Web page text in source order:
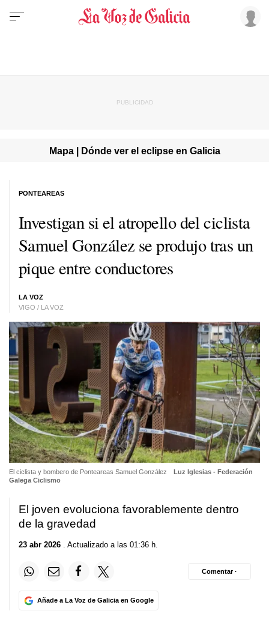
Mapa | Dónde ver el eclipse en Galicia
Investigan si el atropello del ciclista
Samuel González se produjo tras un
pique entre conductores
LA VOZ
VIGO / LA VOZ
PONTEAREAS
El ciclista y bombero de Ponteareas Samuel González
Luz Iglesias - Federación
Galega Ciclismo
El joven evoluciona favorablemente dentro
de la gravedad
23 abr 2026 . Actualizado a las 01:36 h.
Añade a La Voz de Galicia en Google
Comentar ·